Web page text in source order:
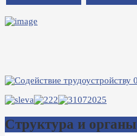
Структура и органы